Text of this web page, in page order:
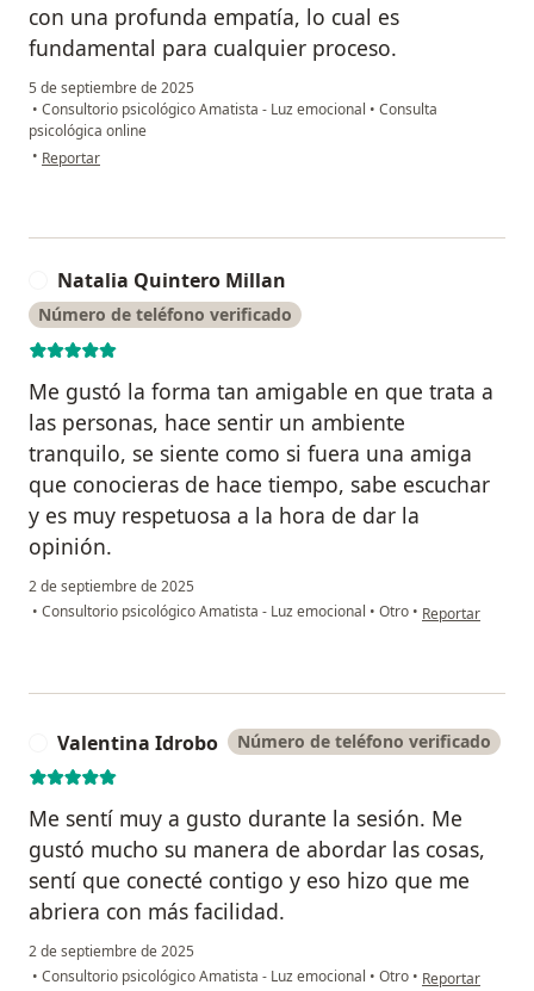
con una profunda empatía, lo cual es
fundamental para cualquier proceso.
5 de septiembre de 2025
• Consultorio psicológico Amatista - Luz emocional • Consulta
psicológica online
• en opinión del usuario Karla Rivas
Reportar
Natalia Quintero Millan
Número de teléfono verificado
Me gustó la forma tan amigable en que trata a
las personas, hace sentir un ambiente
tranquilo, se siente como si fuera una amiga
que conocieras de hace tiempo, sabe escuchar
y es muy respetuosa a la hora de dar la
opinión.
2 de septiembre de 2025
• Consultorio psicológico Amatista - Luz emocional • Otro • en opinión del
Reportar
Valentina Idrobo Número de teléfono verificado
Me sentí muy a gusto durante la sesión. Me
gustó mucho su manera de abordar las cosas,
sentí que conecté contigo y eso hizo que me
abriera con más facilidad.
2 de septiembre de 2025
• Consultorio psicológico Amatista - Luz emocional • Otro • en opinión del
Reportar